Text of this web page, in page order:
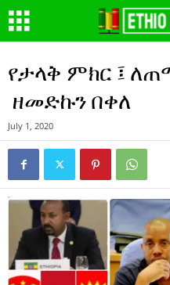
የታላቅ ምክር ፤
ዘመድኩን በቀለ
July 1, 2020